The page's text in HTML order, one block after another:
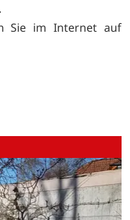
Sie im Internet auf